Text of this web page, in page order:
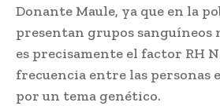
Donante Maule, ya que en la
presentan grupos sanguíneos
es precisamente el factor RH
frecuencia entre las personas
por un tema genético.